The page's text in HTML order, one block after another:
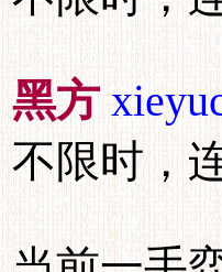
黑方
不限时，